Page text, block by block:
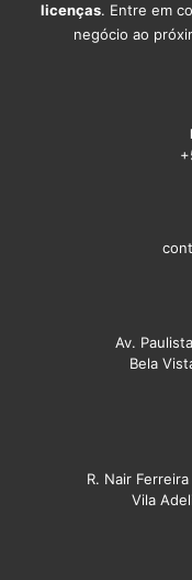
licenças. Entre em
negócio ao
Av.
Bela
R. Nair
Vila